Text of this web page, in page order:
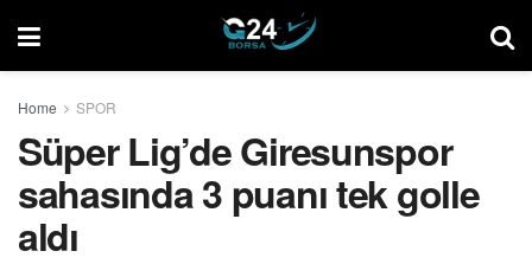
Home SPOR
Süper Lig’de Giresunspor
sahasında 3 puanı tek golle
aldı